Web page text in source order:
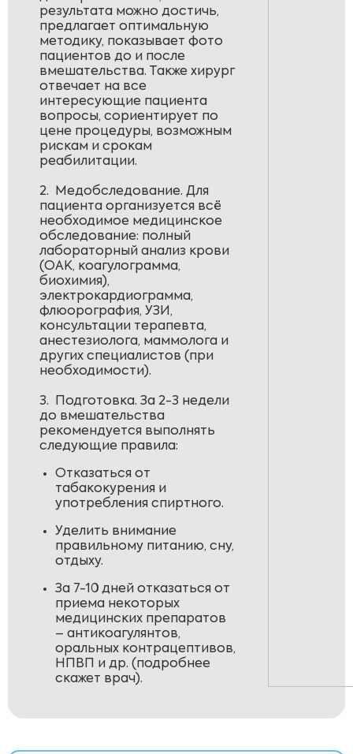
результата можно достичь,
предлагает оптимальную
методику, показывает фото
пациентов до и после
вмешательства. Также хирург
отвечает на все
интересующие пациента
вопросы, сориентирует по
цене процедуры, возможным
рискам и срокам
реабилитации.
2. Медобследование. Для
пациента организуется всё
необходимое медицинское
обследование: полный
лабораторный анализ крови
(ОАК, коагулограмма,
биохимия),
электрокардиограмма,
флюорография, УЗИ,
консультации терапевта,
анестезиолога, маммолога и
других специалистов (при
необходимости).
3. Подготовка. За 2-3 недели
до вмешательства
рекомендуется выполнять
следующие правила:
Отказаться от
табакокурения и
употребления спиртного.
Уделить внимание
правильному питанию, сну,
отдыху.
За 7-10 дней отказаться от
приема некоторых
медицинских препаратов
– антикоагулянтов,
оральных контрацептивов,
НПВП и др. (подробнее
скажет врач).